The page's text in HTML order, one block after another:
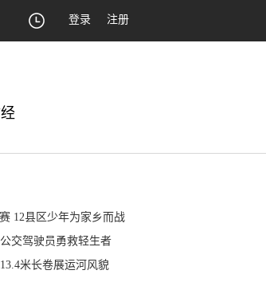
登录 注册
12县区少年为家乡而战
交驾驶员勇救轻生者
米长卷展运河风貌